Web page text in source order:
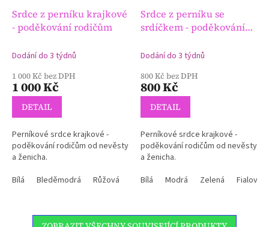
Srdce z perníku krajkové
- poděkování rodičům
Dodání do 3 týdnů
1 000 Kč bez DPH
1 000 Kč
DETAIL
Perníkové srdce krajkové -
poděkování rodičům od nevěsty
a ženicha.
Bílá
Bleděmodrá Růžová
Srdce z perníku se
srdíčkem - poděkování
Dodání do 3 týdnů
800 Kč bez DPH
800 Kč
DETAIL
Perníkové srdce krajkové -
poděkování rodičům od nevěsty
a ženicha.
Bílá
Modrá Zelená Fialová